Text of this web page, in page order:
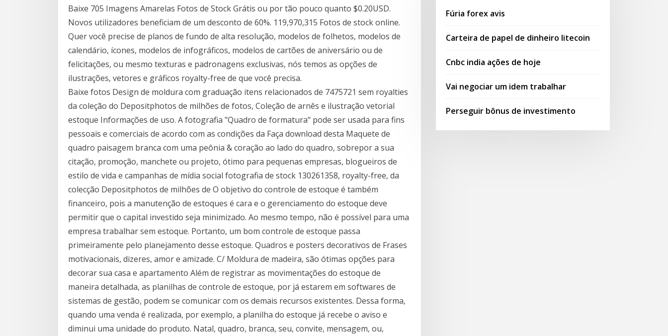
Baixe 705 Imagens Amarelas Fotos de Stock Grátis ou por tão pouco quanto $0.20USD.
Novos utilizadores beneficiam de um desconto de 60%. 119,970,315 Fotos de stock online.
Quer você precise de planos de fundo de alta resolução, modelos de folhetos, modelos de
calendário, ícones, modelos de infográficos, modelos de cartões de aniversário ou de
felicitações, ou mesmo texturas e padronagens exclusivas, nós temos as opções de
ilustrações, vetores e gráficos royalty-free de que você precisa.
Baixe fotos Design de moldura com graduação itens relacionados de 7475721 sem royalties
da coleção do Depositphotos de milhões de fotos, Coleção de arnês e ilustração vetorial
estoque Informações de uso. A fotografia "Quadro de formatura" pode ser usada para fins
pessoais e comerciais de acordo com as condições da Faça download desta Maquete de
quadro paisagem branca com uma peônia & coração ao lado do quadro, sobrepor a sua
citação, promoção, manchete ou projeto, ótimo para pequenas empresas, blogueiros de
estilo de vida e campanhas de mídia social fotografia de stock 130261358, royalty-free, da
colecção Depositphotos de milhões de O objetivo do controle de estoque é também
financeiro, pois a manutenção de estoques é cara e o gerenciamento do estoque deve
permitir que o capital investido seja minimizado. Ao mesmo tempo, não é possível para uma
empresa trabalhar sem estoque. Portanto, um bom controle de estoque passa
primeiramente pelo planejamento desse estoque. Quadros e posters decorativos de Frases
motivacionais, dizeres, amor e amizade. C/ Moldura de madeira, são ótimas opções para
decorar sua casa e apartamento Além de registrar as movimentações do estoque de
maneira detalhada, as planilhas de controle de estoque, por já estarem em softwares de
sistemas de gestão, podem se comunicar com os demais recursos existentes. Dessa forma,
quando uma venda é realizada, por exemplo, a planilha do estoque já recebe o aviso e
diminui uma unidade do produto. Natal, quadro, branca, seu, convite, mensagem, ou,
Fúria forex avis
Carteira de papel de dinheiro litecoin
Cnbc india ações de hoje
Vai negociar um idem trabalhar
Perseguir bônus de investimento